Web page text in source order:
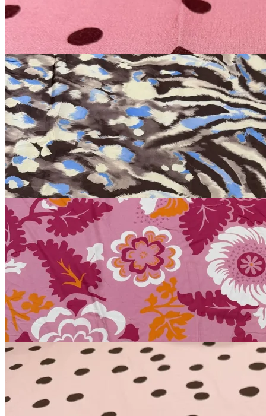
Купить
В наличии 8 м
Вискоза с принтом
вискоза
120 смкремовый
1 500₽
за м
Купить
В наличии 20 м
Вискоза с принтом
вискоза
150 смфуксия
1 500₽
за м
Купить
В наличии 1 шт
Мерный лоскут
хлопок 100%